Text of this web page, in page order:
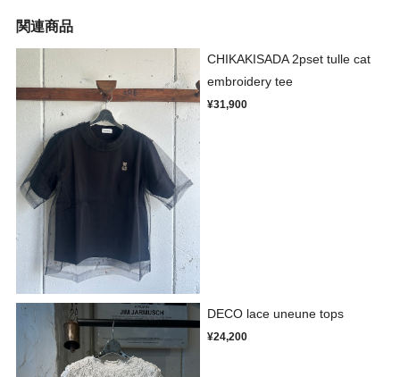
関連商品
CHIKAKISADA 2pset tulle cat
embroidery tee
¥31,900
DECO lace uneune tops
¥24,200